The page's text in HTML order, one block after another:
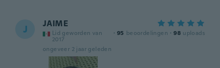
J JAIME
Lid geworden van
2017
· 95 beoordelingen · 98 uploads
ongeveer 2 jaar geleden